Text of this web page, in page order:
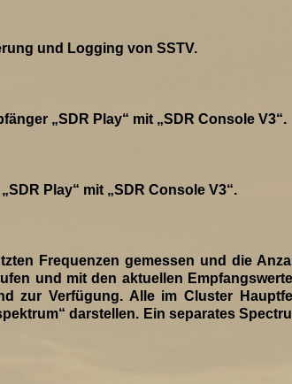
und Logging von SSTV.
„SDR Play“ mit „SDR Console V3“.
Play“ mit „SDR Console V3“.
Frequenzen gemessen und die
und mit den aktuellen
zur Verfügung. Alle im Cluster
darstellen. Ein separates